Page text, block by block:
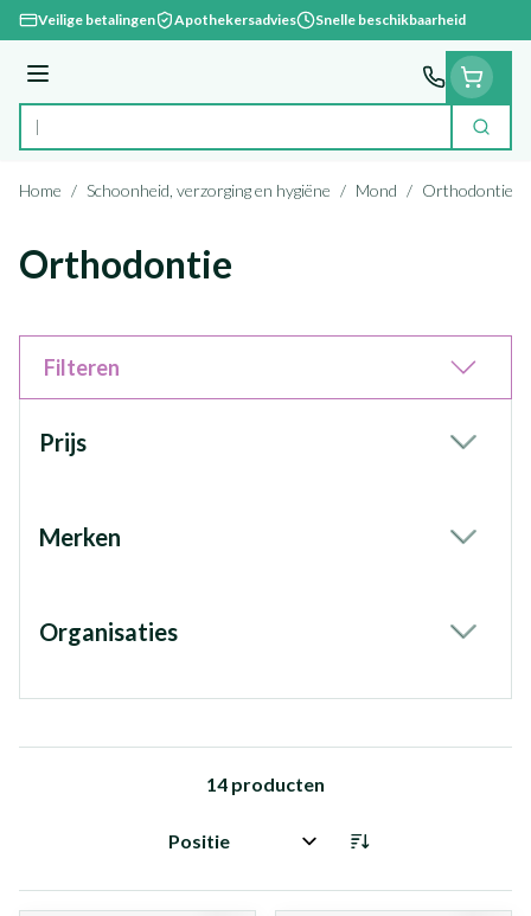
Ga naar de inhoud
Veilige betalingen Apothekersadvies Snelle beschikbaarheid
Menu
Product, merk, categorie... Zoek
Home / Schoonheid, verzorging en hygiëne / Mond / Orthodontie
Orthodontie
Filteren
Prijs
Merken
Organisaties
14 producten
Sorteer op: